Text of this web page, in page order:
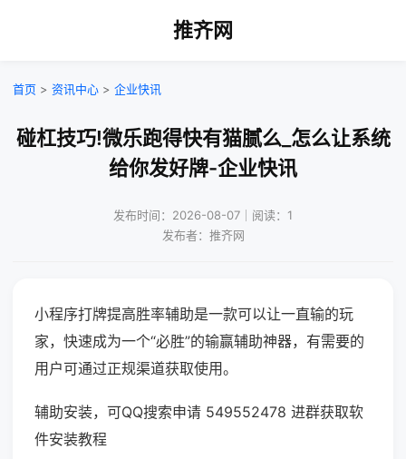
推齐网
首页 > 资讯中心 > 企业快讯
碰杠技巧!微乐跑得快有猫腻么_怎么让系统
给你发好牌-企业快讯
发布时间：2026-08-07｜阅读：1
发布者：推齐网
小程序打牌提高胜率辅助是一款可以让一直输的玩
家，快速成为一个“必胜”的输赢辅助神器，有需要的
用户可通过正规渠道获取使用。
辅助安装，可QQ搜索申请 549552478 进群获取软
件安装教程